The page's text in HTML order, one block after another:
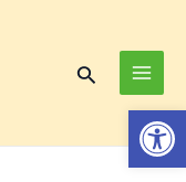
Search